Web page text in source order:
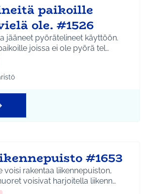
paikoille
ole. #1526
jääneet pyörätelineet käyttöön.
joissa ei ole pyörä tel…
mukaan: Hyrylä
teeman mukaan: Ympäristö
#1653
voisi rakentaa liikennepuiston,
voisivat harjoitella liikenn…